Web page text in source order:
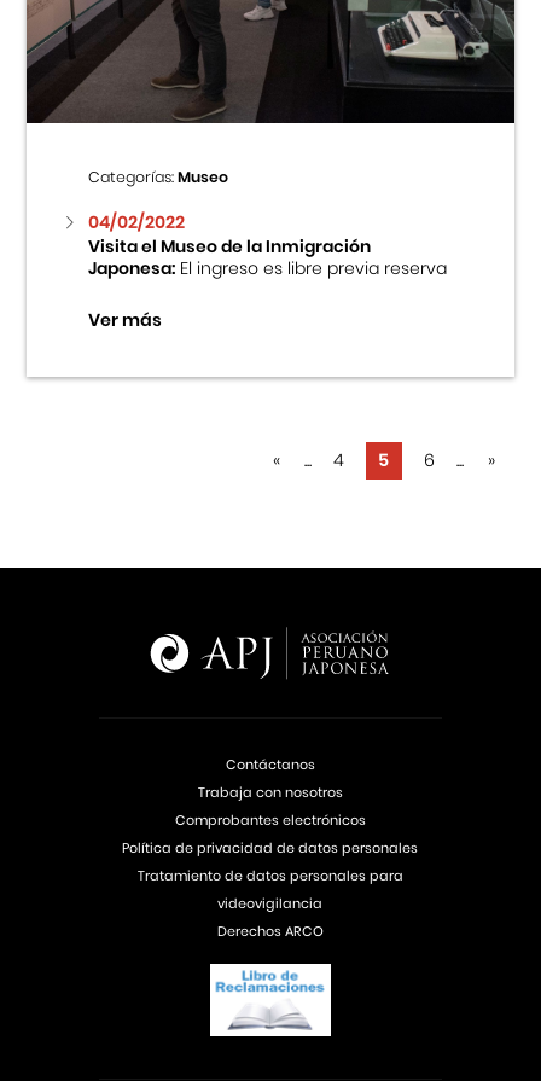
Categorías:Museo
04/02/2022
Visita el Museo de la Inmigración
Japonesa:El ingreso es libre previa reserva
Ver más
« ... 4 5 6 ... »
Contáctanos
Trabaja con nosotros
Comprobantes electrónicos
Política de privacidad de datos personales
Tratamiento de datos personales para
videovigilancia
Derechos ARCO